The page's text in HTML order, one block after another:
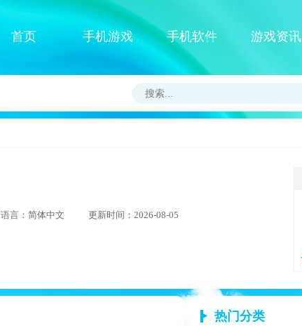
首页 手机游戏 手机软件 游戏资讯
语言：简体中文 更新时间：2026-08-05
热门分类